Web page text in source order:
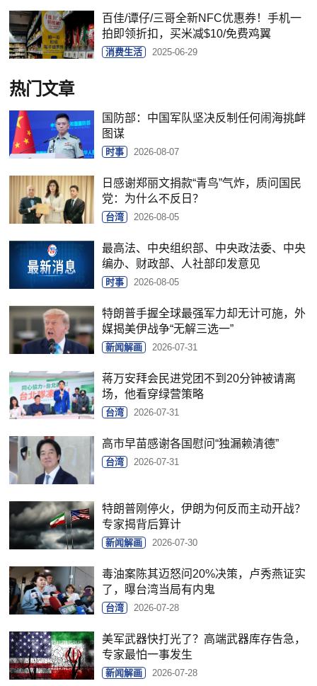
百佳/谭仔/三哥全新NFC优惠券！手机一
拍即领折扣，买米减$10/免费鸡翼
消费生活 2025-06-29
热门文章
国防部：中国军队坚决反制任何闹海挑衅
图谋
时事 2026-08-07
日感谢郑丽文捐款“青鸟”气炸，质问国民
党：为什么不反日？
台湾 2026-08-05
最高法、中央组织部、中央政法委、中央
编办、财政部、人社部印发意见
时事 2026-08-05
特朗普手握全球最强军力却无计可施，外
媒揭美伊战争“无解三选一”
新闻解画 2026-07-31
蒋万安拜会民进党团不到20分钟被请离
场，他看穿绿营策略
台湾 2026-07-31
高市早苗感谢各国慰问“独漏赖清德”
台湾 2026-07-31
特朗普刚停火，伊朗为何反而主动开战？
专家揭背后算计
新闻解画 2026-07-30
毒油案陈其迈怒问20%决策，卢秀燕证实
了，曝台湾当局有内鬼
台湾 2026-07-28
美军武器快打光了？高端武器库存告急，
专家最怕一事发生
新闻解画 2026-07-28